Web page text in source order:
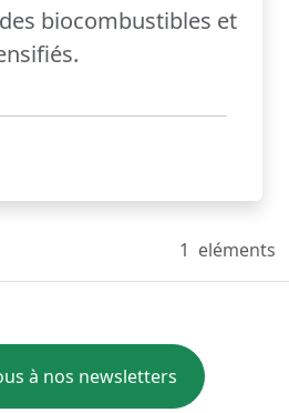
biocombustibles et
1 eléments
à nos newsletters